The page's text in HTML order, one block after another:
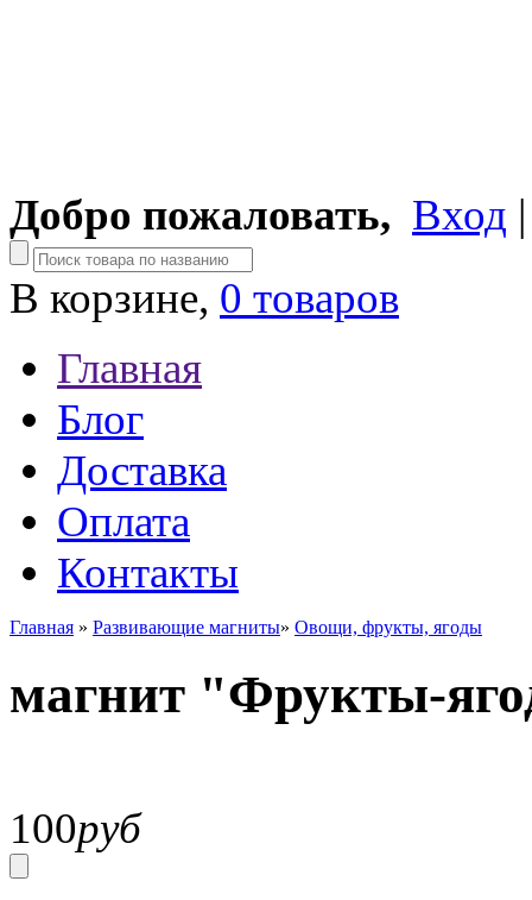
Добро пожаловать, Вход
В корзине, 0 товаров
Главная
Блог
Доставка
Оплата
Контакты
Главная » Развивающие магниты» Овощи, фрукты, ягоды
магнит "Фрукты-
100руб